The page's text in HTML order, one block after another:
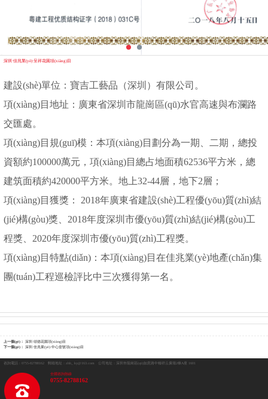
深圳·佳兆業(yè)·呈祥花園項(xiàng)目
建設(shè)單位：寶吉工藝品（深圳）有限公司。
項(xiàng)目地址：廣東省深圳市龍崗區(qū)水官高速與布瀾路
交匯處。
項(xiàng)目規(guī)模：本項(xiàng)目劃分為一期、二期，總投
資額約100000萬元，項(xiàng)目總占地面積62536平方米，總
建筑面積約420000平方米。地上32-44層，地下2層；
項(xiàng)目獲獎： 2018年廣東省建設(shè)工程優(yōu)質(zhì)結
(jié)構(gòu)獎、2018年度深圳市優(yōu)質(zhì)結(jié)構(gòu)工
程獎、2020年度深圳市優(yōu)質(zhì)工程獎。
項(xiàng)目特點(diǎn)：本項(xiàng)目在佳兆業(yè)地產(chǎn)集
團(tuán)工程巡檢評比中三次獲得第一名。
上一個(gè)： 深圳·頌德花園項(xiàng)目
下一個(gè)： 深圳·佳兆業(yè)·中心壹號項(xiàng)目
咨詢電話：0755-82788162 郵箱地址：zhb_ ky@163.com 公司地址：深圳市龍崗區(qū)如意路中糧祥云廣場2棟A座 1601
全國咨詢熱線
0755-82788162